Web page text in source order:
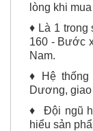
lòng khi
♦ Là 1 trong
160 - Bước
Nam.
♦ Hệ thống
Dương,
♦ Đội ngũ
hiểu sản